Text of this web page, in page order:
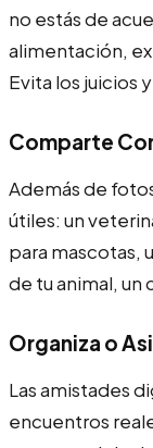
no estás de
alimentación,
Evita los juicios
Comparte
Además de
útiles: un
para mascotas,
de tu animal, un
Organiza o
Las amistades
encuentros